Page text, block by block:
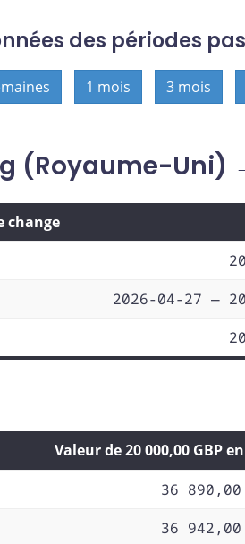
des périodes
1 mois 3 mois
(Royaume-Uni)
change
2026-04-27 —
Valeur de 20 000,00 GBP
36 890,00
36 942,00